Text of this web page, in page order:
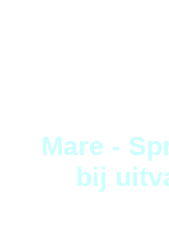
Mare -
bij